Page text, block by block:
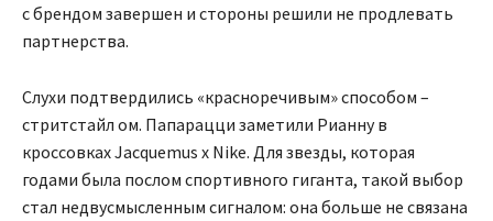
с брендом завершен и стороны решили не продлевать
партнерства.
Слухи подтвердились «красноречивым» способом –
стритстайл ом. Папарацци заметили Рианну в
кроссовках Jacquemus x Nike. Для звезды, которая
годами была послом спортивного гиганта, такой выбор
стал недвусмысленным сигналом: она больше не связана